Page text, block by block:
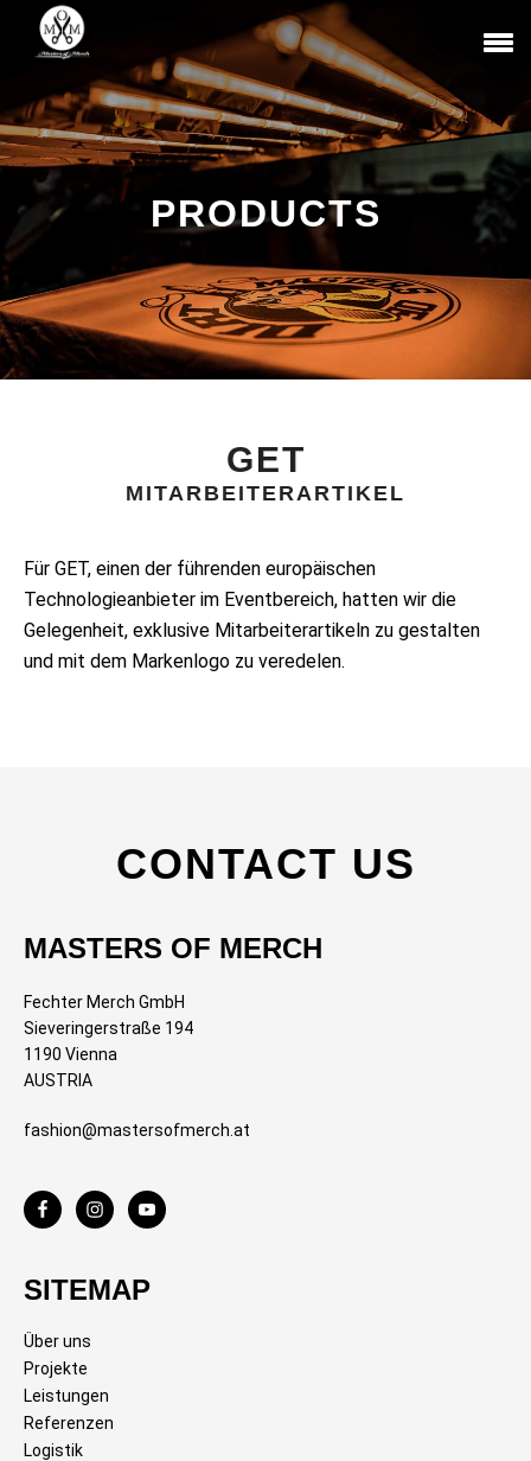
PRODUCTS
GET
MITARBEITERARTIKEL
Für GET, einen der führenden europäischen
Technologieanbieter im Eventbereich, hatten wir die
Gelegenheit, exklusive Mitarbeiterartikeln zu gestalten
und mit dem Markenlogo zu veredelen.
CONTACT US
MASTERS OF MERCH
Fechter Merch GmbH
Sieveringerstraße 194
1190 Vienna
AUSTRIA
fashion@mastersofmerch.at
SITEMAP
Über uns
Projekte
Leistungen
Referenzen
Logistik